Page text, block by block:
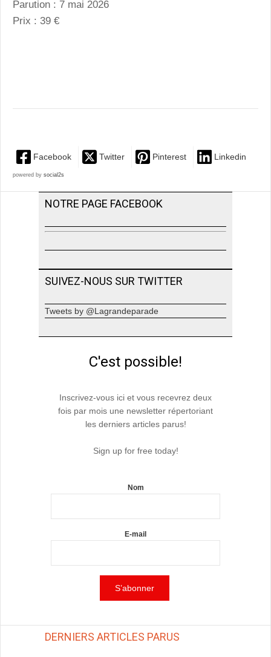
Parution : 7 mai 2026
Prix : 39 €
Facebook Twitter Pinterest Linkedin
powered by social2s
NOTRE PAGE FACEBOOK
SUIVEZ-NOUS SUR TWITTER
Tweets by @Lagrandeparade
C'est possible!
Inscrivez-vous ici et vous recevrez deux
fois par mois une newsletter répertoriant
les derniers articles parus!
Sign up for free today!
Nom
E-mail
DERNIERS ARTICLES PARUS